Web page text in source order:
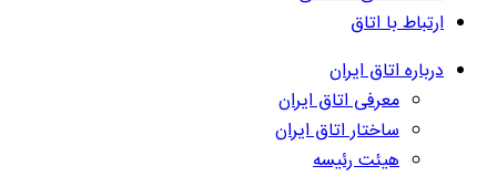
ارتباط با اتاق
درباره اتاق ایران
معرفی اتاق ایران
ساختار اتاق ایران
هیئت رئیسه